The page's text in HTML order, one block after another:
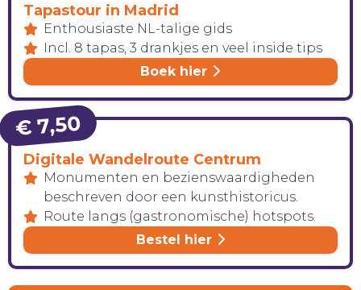
CONTACT
Tapastour in Madrid
Enthousiaste NL-talige gids
Incl. 8 tapas, 3 drankjes en veel inside tips
Boek hier
€ 7,50
Digitale Wandelroute Centrum
Monumenten en bezienswaardigheden
beschreven door een kunsthistoricus.
Route langs (gastronomische) hotspots.
Bestel hier